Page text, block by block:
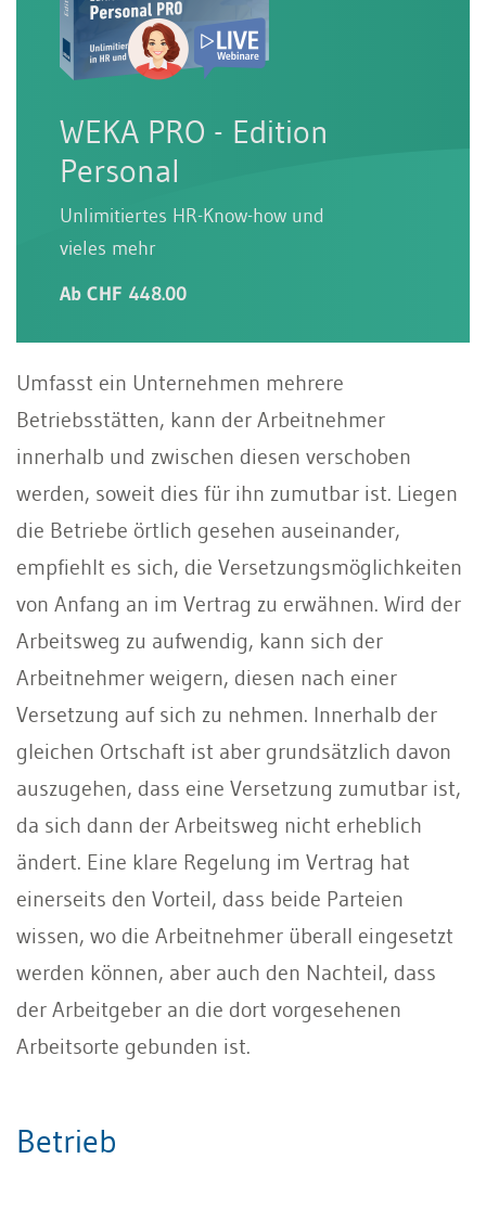
WEKA PRO - Edition
Personal
Unlimitiertes HR-Know-how und
vieles mehr
Ab CHF 448.00
Umfasst ein Unternehmen mehrere
Betriebsstätten, kann der Arbeitnehmer
innerhalb und zwischen diesen verschoben
werden, soweit dies für ihn zumutbar ist. Liegen
die Betriebe örtlich gesehen auseinander,
empfiehlt es sich, die Versetzungsmöglichkeiten
von Anfang an im Vertrag zu erwähnen. Wird der
Arbeitsweg zu aufwendig, kann sich der
Arbeitnehmer weigern, diesen nach einer
Versetzung auf sich zu nehmen. Innerhalb der
gleichen Ortschaft ist aber grundsätzlich davon
auszugehen, dass eine Versetzung zumutbar ist,
da sich dann der Arbeitsweg nicht erheblich
ändert. Eine klare Regelung im Vertrag hat
einerseits den Vorteil, dass beide Parteien
wissen, wo die Arbeitnehmer überall eingesetzt
werden können, aber auch den Nachteil, dass
der Arbeitgeber an die dort vorgesehenen
Arbeitsorte gebunden ist.
Betrieb